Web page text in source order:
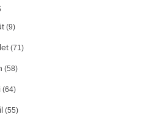
(9)
(71)
(58)
(64)
(55)